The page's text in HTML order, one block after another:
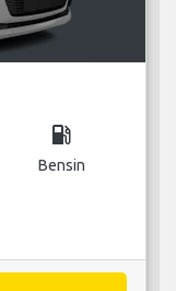
local_gas_station
Bensin